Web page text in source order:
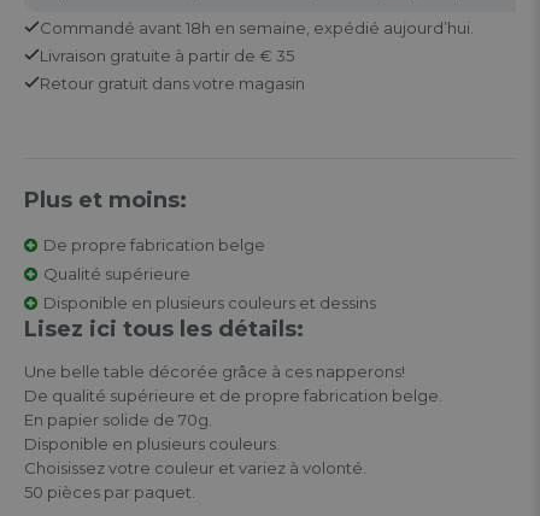
Commandé avant 18h en semaine, expédié aujourd’hui.
Livraison gratuite à partir de € 35
Retour gratuit dans votre magasin
Plus et moins:
De propre fabrication belge
Qualité supérieure
Disponible en plusieurs couleurs et dessins
Lisez ici tous les détails:
Une belle table décorée grâce à ces napperons!
De qualité supérieure et de propre fabrication belge.
En papier solide de 70g.
Disponible en plusieurs couleurs.
Choisissez votre couleur et variez à volonté.
50 pièces par paquet.